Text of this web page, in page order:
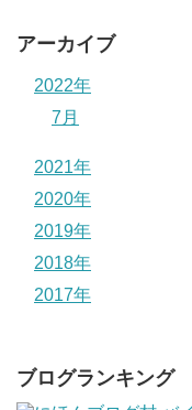
アーカイブ
2022年
7月
2021年
2020年
2019年
2018年
2017年
ブログランキング